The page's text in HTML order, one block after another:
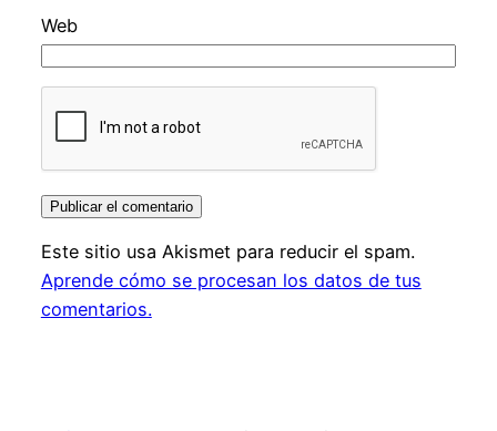
Web
Este sitio usa Akismet para reducir el spam.
Aprende cómo se procesan los datos de tus
comentarios.